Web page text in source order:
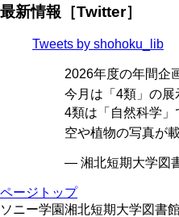
最新情報［Twitter］
Tweets by shohoku_lib
2026年度の年間企
今月は「4類」の展
4類は「自然科学
空や植物の写真が
— 湘北短期大学図
ページトップ
ソニー学園湘北短期大学図書